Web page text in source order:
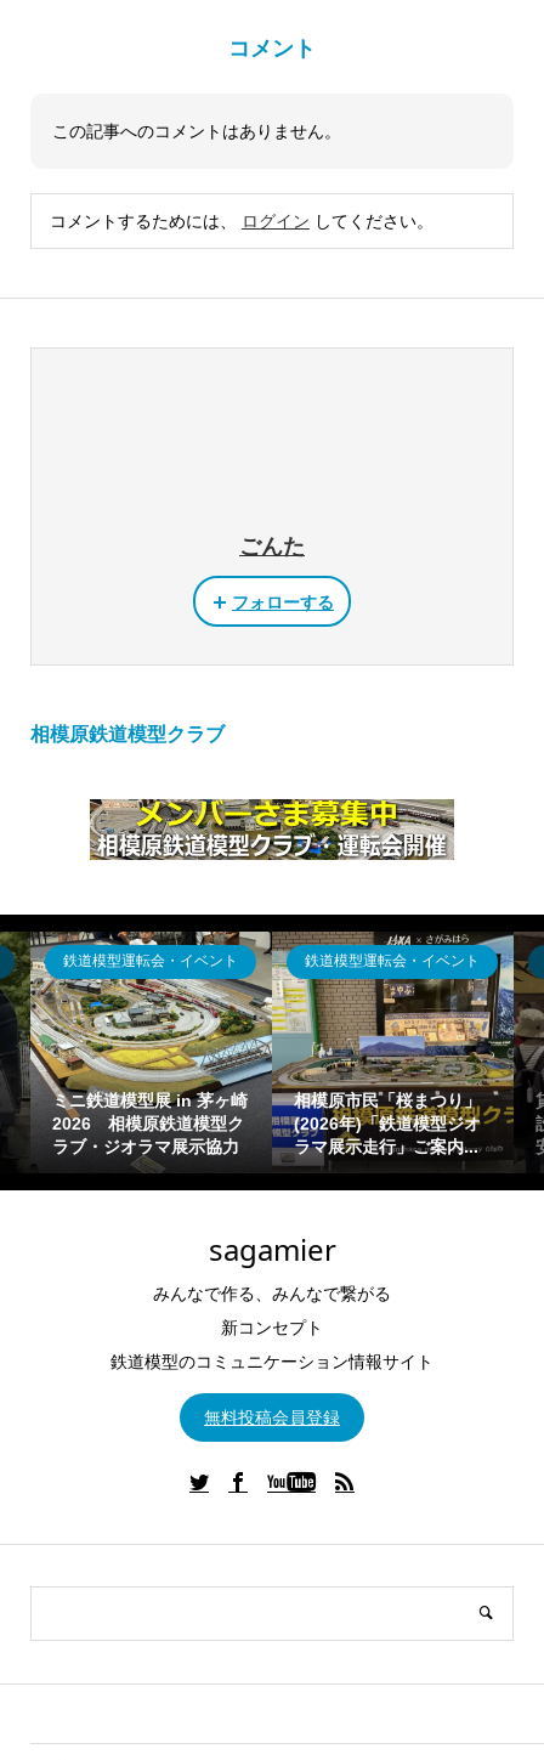
コメント
この記事へのコメントはありません。
コメントするためには、 ログイン してください。
ごんた
フォローする
相模原鉄道模型クラブ
鉄道模型運転会・イベント
相模原市民「桜まつり」
(2026年)「鉄道模型ジオ
ラマ展示走行」ご案内...
ジオラマ出張貸出
貸出可能ジオラマ(運搬・
設置タイプ)の概要一覧目
安【鉄道模型Nゲージ出...
sagamier
みんなで作る、みんなで繋がる
新コンセプト
鉄道模型のコミュニケーション情報サイト
無料投稿会員登録